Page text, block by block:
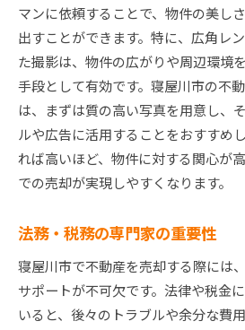
マンに依頼することで、物件の美し
出すことができます。特に、広角レ
た撮影は、物件の広がりや周辺環境
手段として有効です。寝屋川市の不
は、まずは質の高い写真を用意し、
ルや広告に活用することをおすすめ
れば高いほど、物件に対する関心が
での売却が実現しやすくなります。
法務・税務の専門家の重要性
寝屋川市で不動産を売却する際には
サポートが不可欠です。法律や税金
いると、後々のトラブルや余分な費